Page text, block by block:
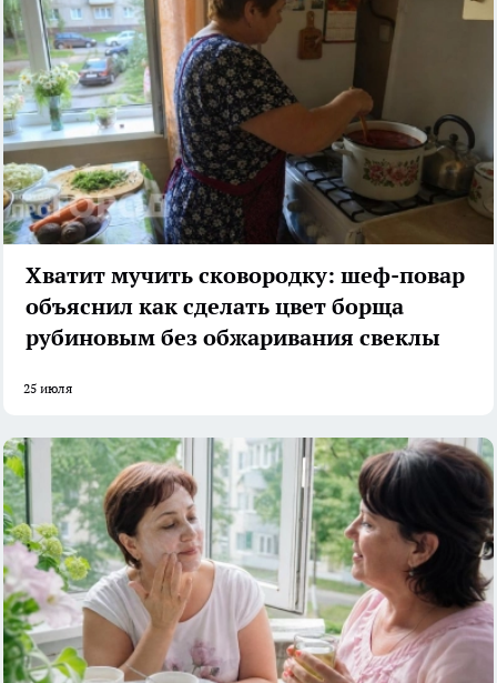
Хватит мучить сковородку: шеф-повар
объяснил как сделать цвет борща
рубиновым без обжаривания свеклы
25 июля